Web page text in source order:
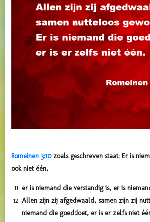
Romeinen 3:10zoals geschreven staat: Er is
ook niet één,
er is niemand die verstandig is, er is
Allen zijn zij afgedwaald, samen zijn zij
niemand die goeddoet, er is er zelfs niet